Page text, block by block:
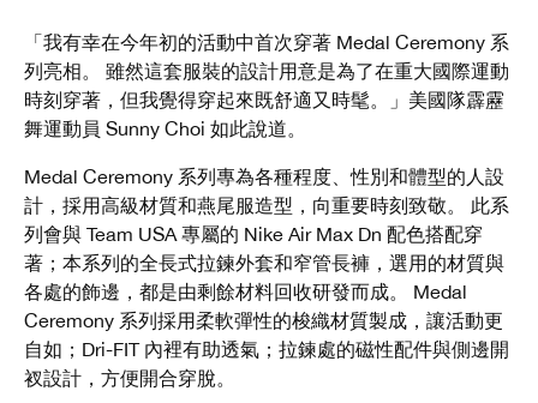
「我有幸在今年初的活動中首次穿著 Medal Ceremony 系
列亮相。 雖然這套服裝的設計用意是為了在重大國際運動
時刻穿著，但我覺得穿起來既舒適又時髦。」美國隊霹靂
舞運動員 Sunny Choi 如此說道。
Medal Ceremony 系列專為各種程度、性別和體型的人設
計，採用高級材質和燕尾服造型，向重要時刻致敬。 此系
列會與 Team USA 專屬的 Nike Air Max Dn 配色搭配穿
著；本系列的全長式拉鍊外套和窄管長褲，選用的材質與
各處的飾邊，都是由剩餘材料回收研發而成。 Medal
Ceremony 系列採用柔軟彈性的梭織材質製成，讓活動更
自如；Dri-FIT 內裡有助透氣；拉鍊處的磁性配件與側邊開
衩設計，方便開合穿脫。